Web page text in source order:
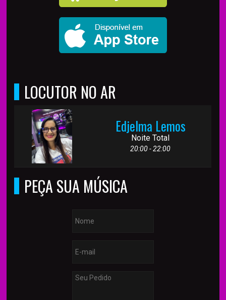
LOCUTOR NO AR
Edjelma Lemos
Noite Total
20:00 - 22:00
PEÇA SUA MÚSICA